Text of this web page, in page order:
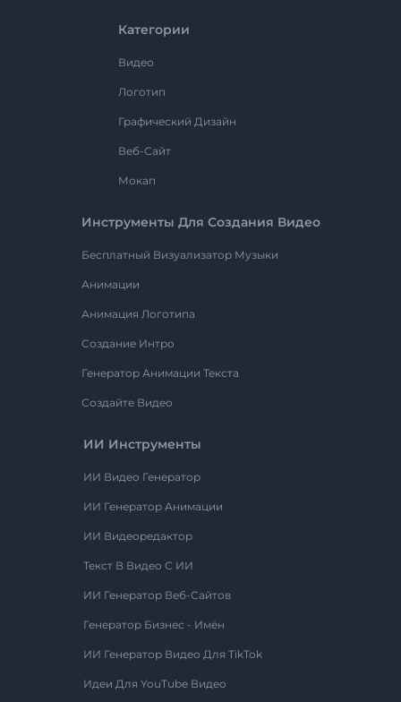
Категории
Видео
Логотип
Графический Дизайн
Веб-Сайт
Мокап
Инструменты Для Создания Видео
Бесплатный Визуализатор Музыки
Анимации
Анимация Логотипа
Создание Интро
Генератор Анимации Текста
Создайте Видео
ИИ Инструменты
ИИ Видео Генератор
ИИ Генератор Анимации
ИИ Видеоредактор
Текст В Видео С ИИ
ИИ Генератор Веб-Сайтов
Генератор Бизнес - Имён
ИИ Генератор Видео Для TikTok
Идеи Для YouTube Видео